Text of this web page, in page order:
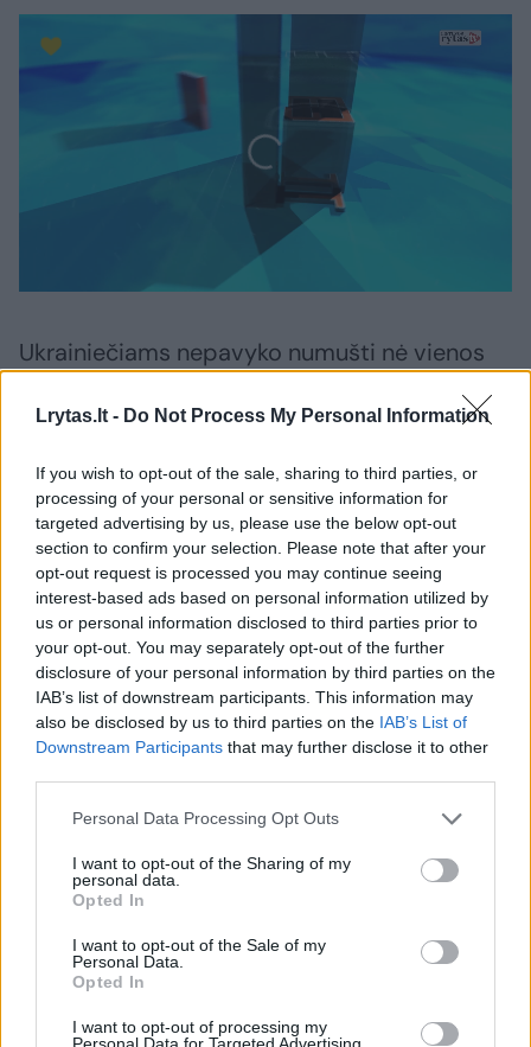
Lrytas.lt - Do Not Process My Personal Information
If you wish to opt-out of the sale, sharing to third parties, or
processing of your personal or sensitive information for
targeted advertising by us, please use the below opt-out
section to confirm your selection. Please note that after your
opt-out request is processed you may continue seeing
interest-based ads based on personal information utilized by
us or personal information disclosed to third parties prior to
your opt-out. You may separately opt-out of the further
disclosure of your personal information by third parties on the
IAB’s list of downstream participants. This information may
also be disclosed by us to third parties on the IAB’s List of
Downstream Participants that may further disclose it to other
Personal Data Processing Opt Outs
I want to opt-out of the Sharing of my
personal data.
Opted In
I want to opt-out of the Sale of my
Personal Data.
Opted In
I want to opt-out of processing my
Personal Data for Targeted Advertising.
Ukrainiečiams nepavyko numušti nė vienos
Kadangi Maskva intensyvina išpuolius,
Kyjivas prašo daugiau JAV gamybos „Patriot“
perėmėjų.
Rusija pastaraisiais mėnesiais gerokai
sustiprino atakas prieš Ukrainos sostinę,
paprastai paleisdama sunkiai perimamų
balistinių raketų salves, kurios sudrebina
pastatus, o mieste ima aidėti dundesys.
Susiję straipsniai